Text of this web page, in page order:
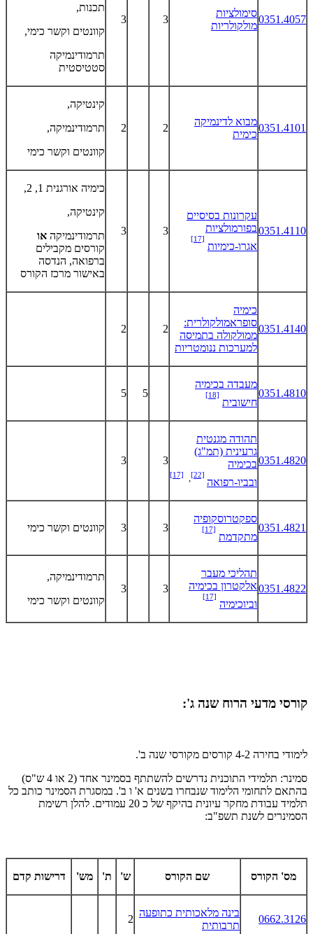
0351.4057
סימולציות
מולקולריות
3
3
תכנות,
קוונטים וקשר כימי,
תרמודינמיקה
סטטיסטית
0351.4101
מבוא לדינמיקה
כימית
2
2
קינטיקה,
תרמודינמיקה,
קוונטים וקשר כימי
0351.4110
עקרונות בסיסיים
בפורמולציות
אגרו-כימיות
[17]
3
3
כימיה אורגנית 1, 2,
קינטיקה,
תרמודינמיקה או
קורסים מקבילים
ברפואה, הנדסה
באישור מרכז הקורס
0351.4140
כימיה
סופראמולקולרית:
ממולקולה בתמיסה
למערכות ננומטריות
2
2
0351.4810
מעבדה בכימיה
חישובית
[18]
5
5
0351.4820
תהודה מגנטית
גרעינית (תמ"ג)
בכימיה
ובביו-רפואה
[22]
,
[17]
3
3
0351.4821
ספקטרוסקופיה
מתקדמת
[17]
3
3 קוונטים וקשר כימי
0351.4822
תהליכי מעבר
אלקטרון בכימיה
וביוכימיה
[17]
3
3
תרמודינמיקה,
קוונטים וקשר כימי
קורסי מדעי הרוח שנה ג':
לימודי בחירה 4-2 קורסים מקורסי שנה ב'.
סמינר: תלמידי התוכנית נדרשים להשתתף בסמינר אחד (2 או 4 ש"ס)
בהתאם לתחומי הלימוד שנבחרו בשנים א' ו ב'. במסגרת הסמינר כותב כל
תלמיד עבודת מחקר עיונית בהיקף של כ 20 עמודים. להלן רשימת
הסמינרים לשנת תשפ"ב:
מס' הקורס שם הקורס ש' ת' מש' דרישות קדם
0662.3126
בינה מלאכותית כתופעה
תרבותית
2